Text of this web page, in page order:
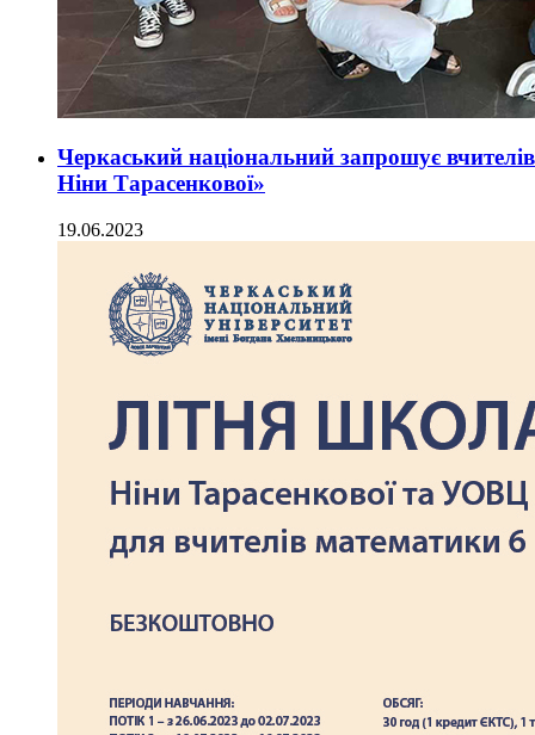
Черкаський національний запрошує
Ніни Тарасенкової»
19.06.2023